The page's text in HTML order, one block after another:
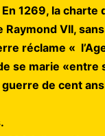
1269, la
VII,
réclame «
se marie «entre
de cent